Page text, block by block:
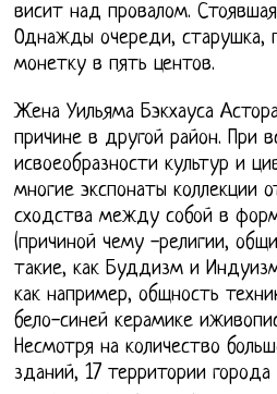
висит над провалом.
Однажды очереди, старушка,
монетку в пять центов.
Жена Уильяма Бэкхауса
причине в другой район. При
исвоеобразности культур и
многие экспонаты коллекции
сходства между собой в
(причиной чему -религии,
такие, как Буддизм и
как например, общность
бело-синей керамике
Несмотря на количество
зданий, 17 территории